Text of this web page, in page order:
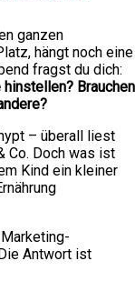
ganzen
hängt noch eine
fragst du dich:
Brauchen
– überall liest
Co. Doch was ist
Kind ein kleiner
Antwort ist